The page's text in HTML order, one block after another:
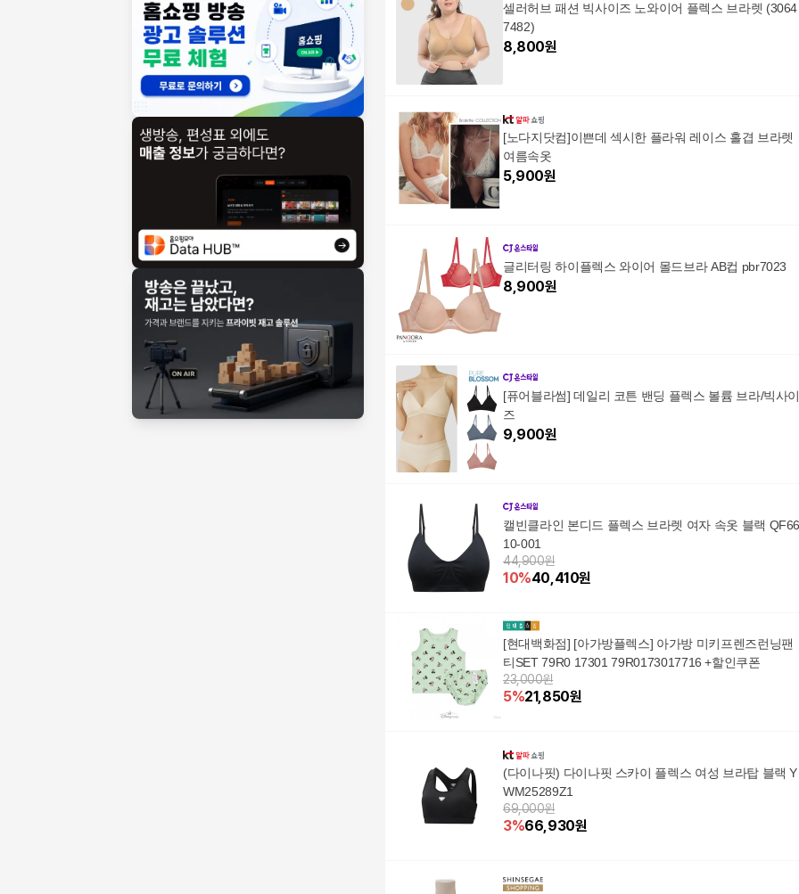
셀러허브 패션 빅사이즈 노와이어 플렉스 브라렛 (3064
7482)
8,800원
[노다지닷컴]이쁜데 섹시한 플라워 레이스 홀겹 브라렛
여름속옷
5,900원
글리터링 하이플렉스 와이어 몰드브라 AB컵 pbr7023
8,900원
[퓨어블라썸] 데일리 코튼 밴딩 플렉스 볼륨 브라/빅사
즈
9,900원
캘빈클라인 본디드 플렉스 브라렛 여자 속옷 블랙
10-001
44,900원
10%40,410원
[현대백화점] [아가방플렉스] 아가방 미키프렌즈런닝팬
티SET 79R0 17301 79R0173017716 +할인쿠폰
23,000원
5%21,850원
(다이나핏) 다이나핏 스카이 플렉스 여성 브라탑 블랙 Y
WM25289Z1
69,000원
3%66,930원